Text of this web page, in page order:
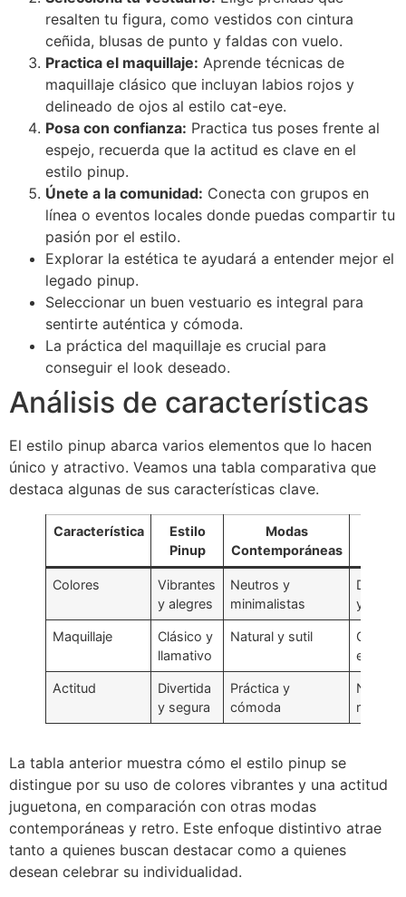
resalten tu figura, como vestidos con cintura
ceñida, blusas de punto y faldas con vuelo.
Practica el maquillaje: Aprende técnicas de
maquillaje clásico que incluyan labios rojos y
delineado de ojos al estilo cat-eye.
Posa con confianza: Practica tus poses frente al
espejo, recuerda que la actitud es clave en el
estilo pinup.
Únete a la comunidad: Conecta con grupos en
línea o eventos locales donde puedas compartir tu
pasión por el estilo.
Explorar la estética te ayudará a entender mejor el
legado pinup.
Seleccionar un buen vestuario es integral para
sentirte auténtica y cómoda.
La práctica del maquillaje es crucial para
conseguir el look deseado.
Análisis de características
El estilo pinup abarca varios elementos que lo hacen
único y atractivo. Veamos una tabla comparativa que
destaca algunas de sus características clave.
Característica
Estilo
Pinup
Modas
Contemporáneas
Colores
Vibrantes
y alegres
Neutros y
minimalistas
y
Maquillaje
Clásico y
llamativo
Natural y sutil
Actitud
Divertida
y segura
Práctica y
cómoda
La tabla anterior muestra cómo el estilo pinup se
distingue por su uso de colores vibrantes y una actitud
juguetona, en comparación con otras modas
contemporáneas y retro. Este enfoque distintivo atrae
tanto a quienes buscan destacar como a quienes
desean celebrar su individualidad.